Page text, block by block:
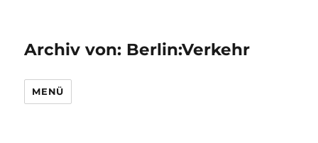
Archiv von: Berlin:Verkehr
MENÜ